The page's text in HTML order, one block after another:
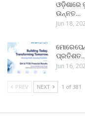
ଓଡ଼ିଶାରେ
ଉନ୍ନତ…
Jun 18,
ପ୍ରତିଶତ…
Jun 16,
PREV NEXT 1 of 381